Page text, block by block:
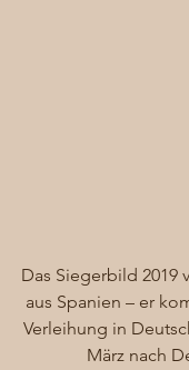
Das Siegerbild 2019
aus Spanien – er
Verleihung in
März nach